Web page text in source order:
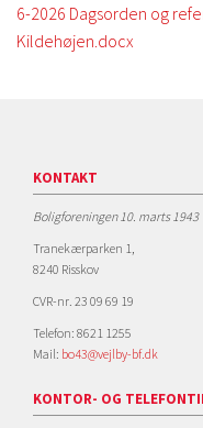
6-2026 Dagsorden og
Kildehøjen.docx
KONTAKT
Boligforeningen 10. marts 1943
Tranekærparken 1,
8240 Risskov
CVR-nr. 23 09 69 19
Telefon: 8621 1255
Mail: bo43@vejlby-bf.dk
KONTOR- OG